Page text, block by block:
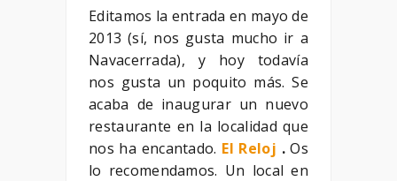
Editamos la entrada en mayo de
2013 (sí, nos gusta mucho ir a
Navacerrada), y hoy todavía
nos gusta un poquito más. Se
acaba de inaugurar un nuevo
restaurante en la localidad que
nos ha encantado. El Reloj .Os
lo recomendamos. Un local en